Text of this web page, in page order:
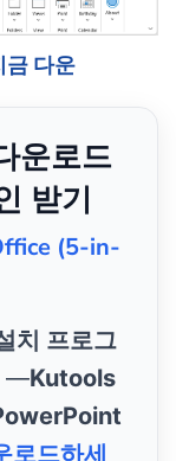
금 다운
운로드
받기
(5-in-
치 프로그
—Kutools
로드하세